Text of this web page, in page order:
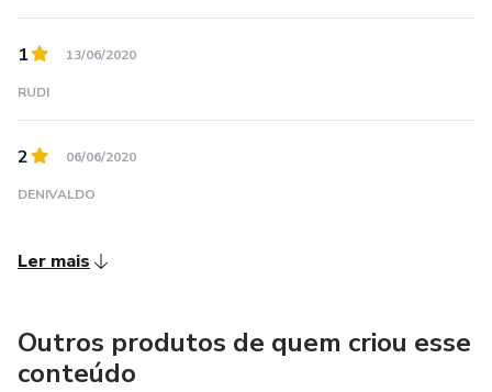
1 13/06/2020
RUDI
2 06/06/2020
DENIVALDO
Ler mais
Outros produtos de quem criou esse
conteúdo